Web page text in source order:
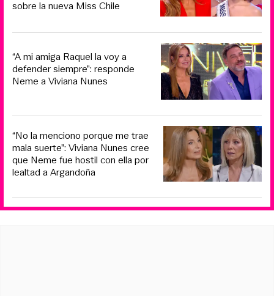
sobre la nueva Miss Chile
“A mi amiga Raquel la voy a
defender siempre”: responde
Neme a Viviana Nunes
“No la menciono porque me trae
mala suerte”: Viviana Nunes cree
que Neme fue hostil con ella por
lealtad a Argandoña